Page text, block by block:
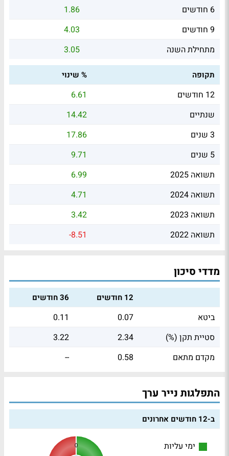
6 חודשים
1.86
9 חודשים
4.03
מתחילת השנה
3.05
תקופה % שינוי
12 חודשים
6.61
שנתיים
14.42
3 שנים
17.86
5 שנים
9.71
תשואה 2025
6.99
תשואה 2024
4.71
תשואה 2023
3.42
תשואה 2022
-8.51
מדדי סיכון
12 חודשים 36 חודשים
ביטא 0.07
0.11
סטיית תקן (%)
2.34
3.22
מקדם מתאם
0.58
--
התפלגות נייר ערך
ב-12 חודשים אחרונים
ימי עליות
0